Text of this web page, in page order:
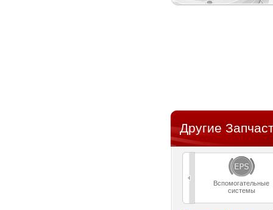
Другие
Вспомогательные
системы